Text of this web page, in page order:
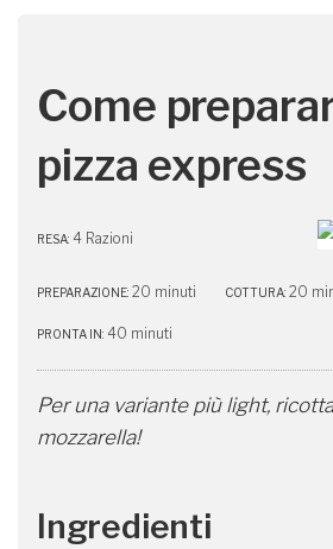
Come
pizza express
RESA: 4 Razioni
PREPARAZIONE: 20 minuti COTTURA: 20
PRONTA IN: 40 minuti
Per una variante più light,
mozzarella!
Ingredienti